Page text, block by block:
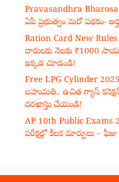
Pravasandhra
ఏపీ ప్రభుత్వం మరో పథకం-
Ration Card New
దారులకు నెలకు ₹1000
ఇక్కడ చూడండి!
Free LPG Cylinder
బహుమతి.. ఉచిత గ్యాస్
దరఖాస్తు చేయండి!
AP 10th Public Exams
పరీక్షల్లో కీలక మార్పులు –